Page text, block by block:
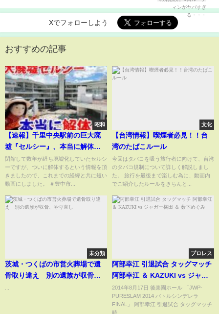
Xでフォローしよう
おすすめの記事
昭和
【速報】千里中央駅前の巨大廃
墟『セルシー』、本当に解体
へ・・・
閉館して数年が経ち廃墟化していたセルシ
ーですが、ついに解体するという情報を頂
きましたので、これまでの経緯と共に短い
動画にしました。 ＃豊中市...
文化
【台湾情報】喫煙者必見！！台
湾のたばこルール
今回はタバコを吸う旅行者に向けて、台湾
のタバコ規制について詳しく解説しまし
た。 旅行を最後まで楽しむ為に、動画内
でご紹介したルールをきちんと...
未分類
茨城・つくばの市営火葬場で遺
骨取り違え 別の遺族が収骨、
プロレス
阿部幸江 引退試合 タッグマッチ
阿部幸江 ＆ KAZUKI vs ジャガ
ー横田 ＆ 薮下めぐみ
2014年8月17日 後楽園ホール 「JWP-
PURESLAM 2014 バトルシンデレラ
FINAL」 阿部幸江 引退試合 タッグマッチ
時...